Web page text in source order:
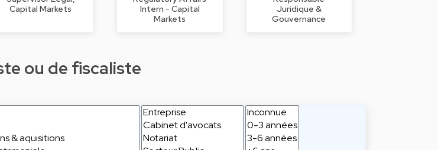
Capital Markets
Intern - Capital
Markets
Juridique &
Gouvernance
ou de fiscaliste